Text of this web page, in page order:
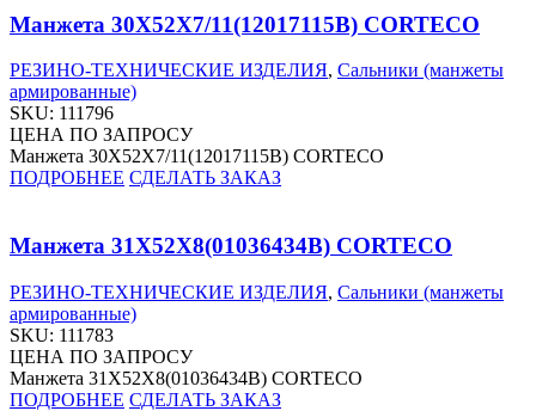
Манжета 30X52X7/11(12017115B) CORTECO
РЕЗИНО-ТЕХНИЧЕСКИЕ ИЗДЕЛИЯ, Сальники (манжеты
армированные)
SKU: 111796
ЦЕНА ПО ЗАПРОСУ
Манжета 30X52X7/11(12017115B) CORTECO
ПОДРОБНЕЕ СДЕЛАТЬ ЗАКАЗ
Манжета 31X52X8(01036434B) CORTECO
РЕЗИНО-ТЕХНИЧЕСКИЕ ИЗДЕЛИЯ, Сальники (манжеты
армированные)
SKU: 111783
ЦЕНА ПО ЗАПРОСУ
Манжета 31X52X8(01036434B) CORTECO
ПОДРОБНЕЕ СДЕЛАТЬ ЗАКАЗ